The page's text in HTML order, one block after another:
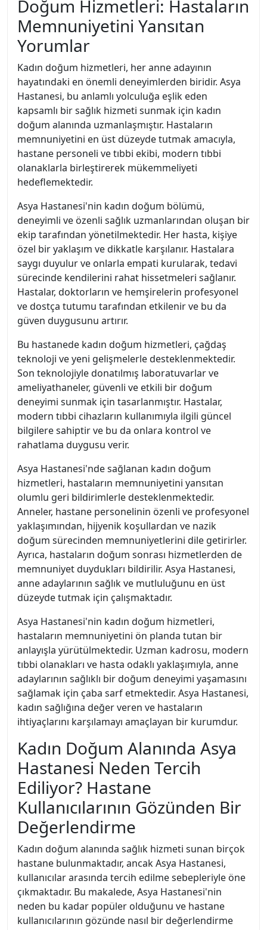
Doğum Hizmetleri: Hastaların
Memnuniyetini Yansıtan
Yorumlar
Kadın doğum hizmetleri, her anne adayının
hayatındaki en önemli deneyimlerden biridir. Asya
Hastanesi, bu anlamlı yolculuğa eşlik eden
kapsamlı bir sağlık hizmeti sunmak için kadın
doğum alanında uzmanlaşmıştır. Hastaların
memnuniyetini en üst düzeyde tutmak amacıyla,
hastane personeli ve tıbbi ekibi, modern tıbbi
olanaklarla birleştirerek mükemmeliyeti
hedeflemektedir.
Asya Hastanesi'nin kadın doğum bölümü,
deneyimli ve özenli sağlık uzmanlarından oluşan bir
ekip tarafından yönetilmektedir. Her hasta, kişiye
özel bir yaklaşım ve dikkatle karşılanır. Hastalara
saygı duyulur ve onlarla empati kurularak, tedavi
sürecinde kendilerini rahat hissetmeleri sağlanır.
Hastalar, doktorların ve hemşirelerin profesyonel
ve dostça tutumu tarafından etkilenir ve bu da
güven duygusunu artırır.
Bu hastanede kadın doğum hizmetleri, çağdaş
teknoloji ve yeni gelişmelerle desteklenmektedir.
Son teknolojiyle donatılmış laboratuvarlar ve
ameliyathaneler, güvenli ve etkili bir doğum
deneyimi sunmak için tasarlanmıştır. Hastalar,
modern tıbbi cihazların kullanımıyla ilgili güncel
bilgilere sahiptir ve bu da onlara kontrol ve
rahatlama duygusu verir.
Asya Hastanesi'nde sağlanan kadın doğum
hizmetleri, hastaların memnuniyetini yansıtan
olumlu geri bildirimlerle desteklenmektedir.
Anneler, hastane personelinin özenli ve profesyonel
yaklaşımından, hijyenik koşullardan ve nazik
doğum sürecinden memnuniyetlerini dile getirirler.
Ayrıca, hastaların doğum sonrası hizmetlerden de
memnuniyet duydukları bildirilir. Asya Hastanesi,
anne adaylarının sağlık ve mutluluğunu en üst
düzeyde tutmak için çalışmaktadır.
Asya Hastanesi'nin kadın doğum hizmetleri,
hastaların memnuniyetini ön planda tutan bir
anlayışla yürütülmektedir. Uzman kadrosu, modern
tıbbi olanakları ve hasta odaklı yaklaşımıyla, anne
adaylarının sağlıklı bir doğum deneyimi yaşamasını
sağlamak için çaba sarf etmektedir. Asya Hastanesi,
kadın sağlığına değer veren ve hastaların
ihtiyaçlarını karşılamayı amaçlayan bir kurumdur.
Kadın Doğum Alanında Asya
Hastanesi Neden Tercih
Ediliyor? Hastane
Kullanıcılarının Gözünden Bir
Değerlendirme
Kadın doğum alanında sağlık hizmeti sunan birçok
hastane bulunmaktadır, ancak Asya Hastanesi,
kullanıcılar arasında tercih edilme sebepleriyle öne
çıkmaktadır. Bu makalede, Asya Hastanesi'nin
neden bu kadar popüler olduğunu ve hastane
kullanıcılarının gözünde nasıl bir değerlendirme